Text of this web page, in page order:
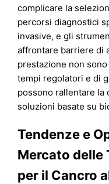
complicare la
percorsi diagnostici
invasive, e gli
affrontare barriere di
prestazione non
tempi regolatori e di
possono rallentare la
soluzioni basate su
Tendenze e
Mercato delle
per il Cancro